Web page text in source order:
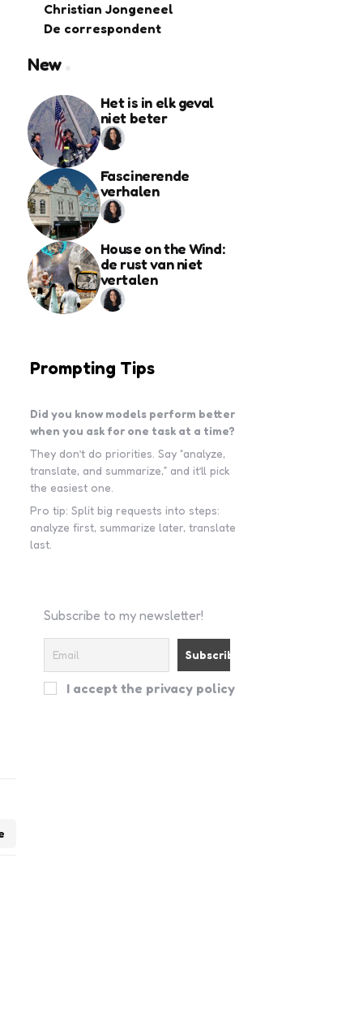
Christian Jongeneel
De correspondent
New
Het is in elk geval
niet beter
Fascinerende
verhalen
House on the Wind:
de rust van niet
vertalen
Prompting Tips
Did you know models perform better
when you ask for one task at a time?
They don’t do priorities. Say “analyze,
translate, and summarize,” and it’ll pick
the easiest one.
Pro tip: Split big requests into steps:
analyze first, summarize later, translate
last.
Subscribe to my newsletter!
I accept the privacy policy